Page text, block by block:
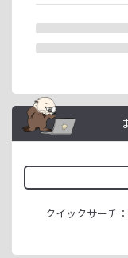
クイックサーチ：